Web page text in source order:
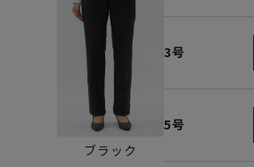
ブラック
3号
5号